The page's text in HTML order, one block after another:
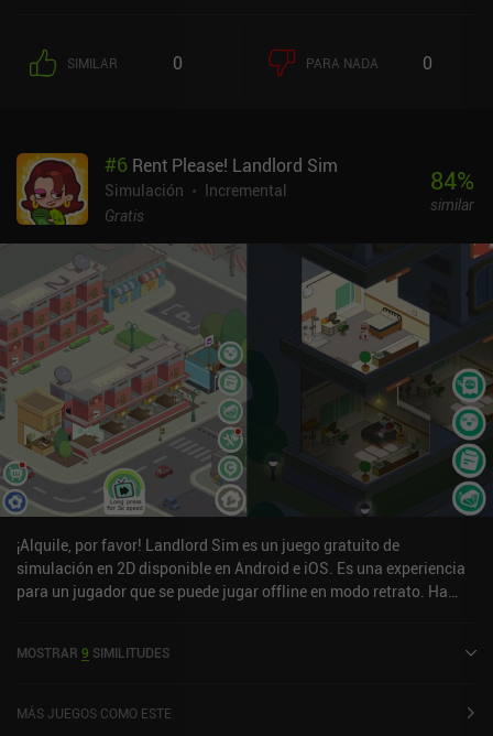
SIMILAR 0 PARA NADA 0
#6 Rent Please! Landlord Sim
Simulación
Incremental
Gratis
84%
similar
¡Alquile, por favor! Landlord Sim es un juego gratuito de
simulación en 2D disponible en Android e iOS. Es una experiencia
para un jugador que se puede jugar offline en modo retrato. Ha
tiene una valoración actual de 4,4 sobre 5,0 en Google Play y de 4,7
MOSTRAR 9 SIMILITUDES
MÁS JUEGOS COMO ESTE